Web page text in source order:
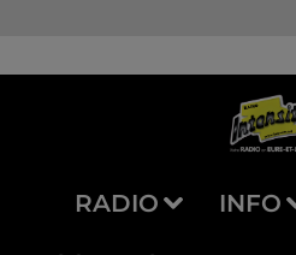
RADIO INFO